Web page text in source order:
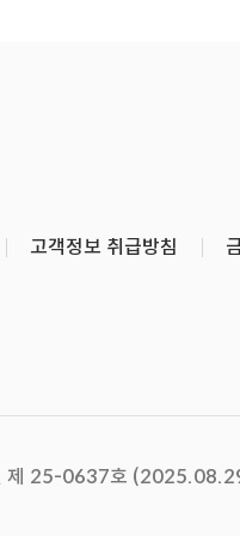
고객정보 취급방침
제 25-0637호